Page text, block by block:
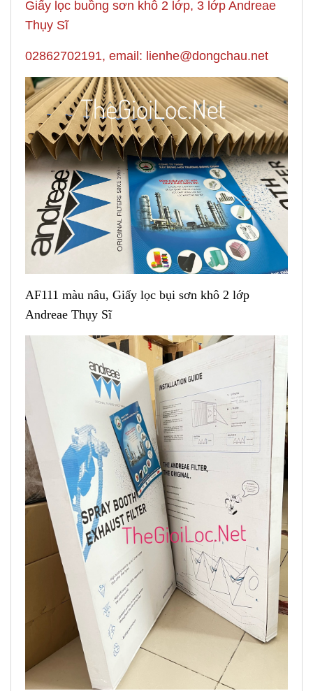
Giấy lọc buồng sơn khô 2 lớp, 3 lớp Andreae
Thụy Sĩ
02862702191, email: lienhe@dongchau.net
AF111 màu nâu, Giấy lọc bụi sơn khô 2 lớp
Andreae Thụy Sĩ